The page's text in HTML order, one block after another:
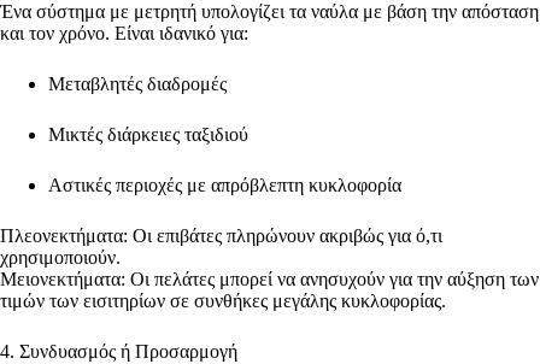
Ένα σύστημα με μετρητή υπολογίζει τα ναύλα με βάση την απόσταση
και τον χρόνο. Είναι ιδανικό για:
Μεταβλητές διαδρομές
Μικτές διάρκειες ταξιδιού
Αστικές περιοχές με απρόβλεπτη κυκλοφορία
Πλεονεκτήματα: Οι επιβάτες πληρώνουν ακριβώς για ό,τι
χρησιμοποιούν.
Μειονεκτήματα: Οι πελάτες μπορεί να ανησυχούν για την αύξηση των
τιμών των εισιτηρίων σε συνθήκες μεγάλης κυκλοφορίας.
4. Συνδυασμός ή Προσαρμογή